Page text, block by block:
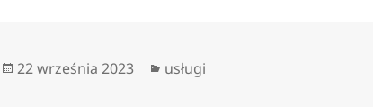
Data
22 września 2023 Kategorie
usługi